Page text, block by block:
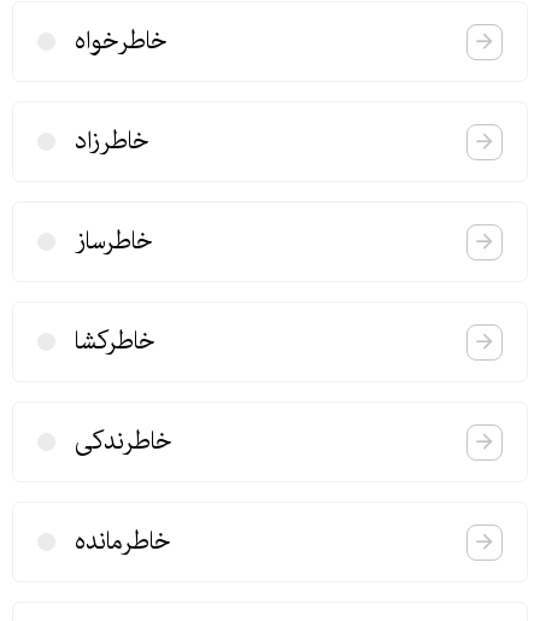
خاطرخواه
خاطرزاد
خاطرساز
خاطركشا
خاطرندكی
خاطرمانده